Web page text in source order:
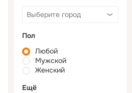
Пол
Любой
Мужской
Женский
Ещё